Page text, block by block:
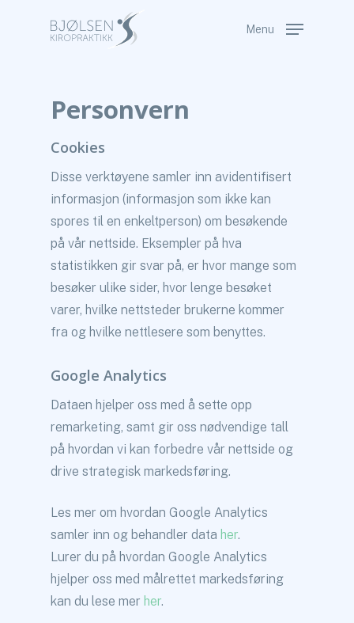
Menu
Personvern
Cookies
Disse verktøyene samler inn avidentifisert
informasjon (informasjon som ikke kan
spores til en enkeltperson) om besøkende
på vår nettside. Eksempler på hva
statistikken gir svar på, er hvor mange som
besøker ulike sider, hvor lenge besøket
varer, hvilke nettsteder brukerne kommer
fra og hvilke nettlesere som benyttes.
Google Analytics
Dataen hjelper oss med å sette opp
remarketing, samt gir oss nødvendige tall
på hvordan vi kan forbedre vår nettside og
drive strategisk markedsføring.
Les mer om hvordan Google Analytics
samler inn og behandler data her.
Lurer du på hvordan Google Analytics
hjelper oss med målrettet markedsføring
kan du lese mer her.